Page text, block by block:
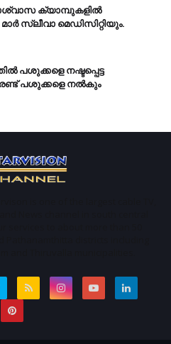
ക്യാമ്പുകളിൽ
സ്ലീവാ മെഡിസിറ്റിയും.
പശുക്കളെ നഷ്ടപ്പെട്ട
പശുക്കളെ നല്‍കും